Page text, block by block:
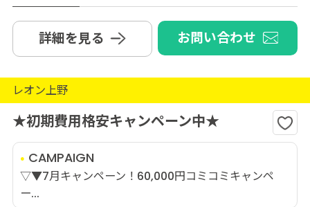
詳細を見る お問い合わせ
レオン上野
★初期費用格安キャンペーン中★
CAMPAIGN
▽▼7月キャンペーン！60,000円コミコミキャンペ
ー...